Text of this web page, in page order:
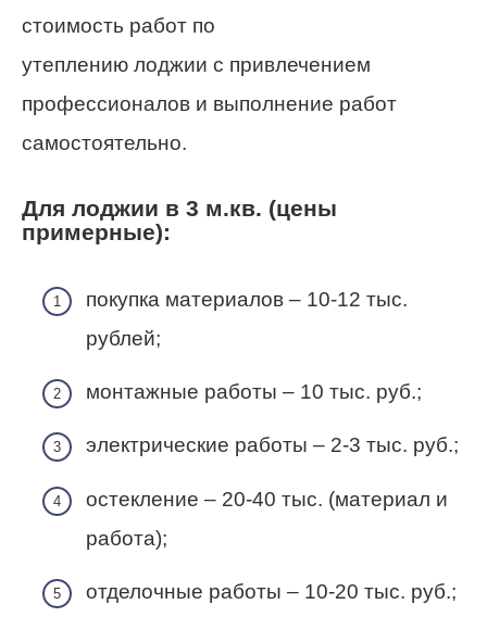
стоимость работ по
утеплению лоджии с привлечением
профессионалов и выполнение работ
самостоятельно.
Для лоджии в 3 м.кв. (цены
примерные):
покупка материалов – 10-12 тыс.
рублей;
монтажные работы – 10 тыс. руб.;
электрические работы – 2-3 тыс. руб.;
остекление – 20-40 тыс. (материал и
работа);
отделочные работы – 10-20 тыс. руб.;